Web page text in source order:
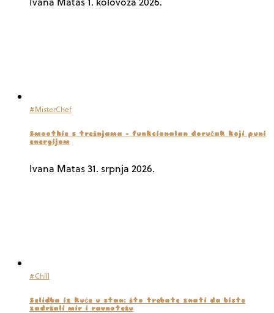
#MisterChef
Smoothie s trešnjama – funkcionalan doručak koji puni
energijom
Ivana Matas31. srpnja 2026.
#Chill
Selidba iz kuće u stan: što trebate znati da biste
zadržali mir i ravnotežu